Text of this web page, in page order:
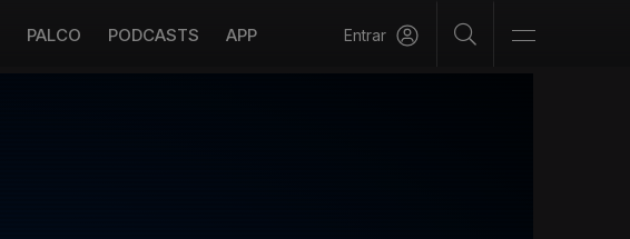
PALCO PODCASTS APP Entrar